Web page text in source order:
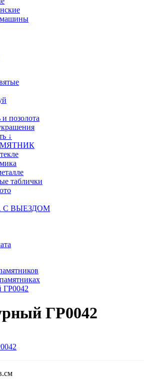
машины
позолота
↓
таблички
С ВЫЕЗДОМ
ГР0042
ГР0042